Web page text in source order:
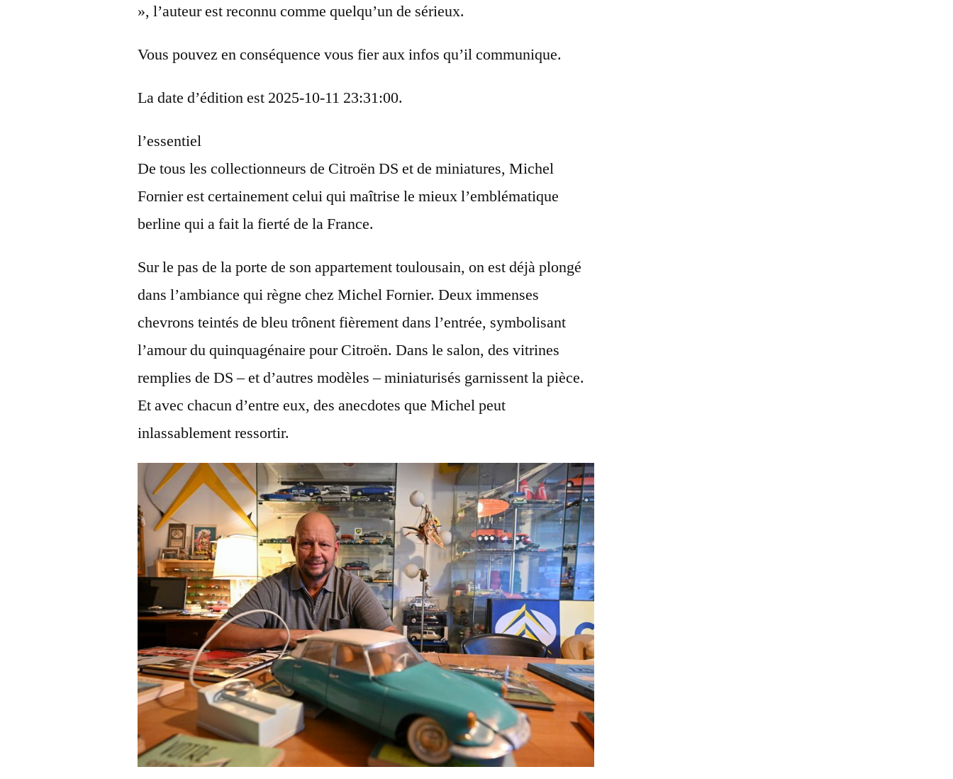
», l’auteur est reconnu comme quelqu’un de sérieux.
Vous pouvez en conséquence vous fier aux infos qu’il communique.
La date d’édition est 2025-10-11 23:31:00.
l’essentiel
De tous les collectionneurs de Citroën DS et de miniatures, Michel
Fornier est certainement celui qui maîtrise le mieux l’emblématique
berline qui a fait la fierté de la France.
Sur le pas de la porte de son appartement toulousain, on est déjà plongé
dans l’ambiance qui règne chez Michel Fornier. Deux immenses
chevrons teintés de bleu trônent fièrement dans l’entrée, symbolisant
l’amour du quinquagénaire pour Citroën. Dans le salon, des vitrines
remplies de DS – et d’autres modèles – miniaturisés garnissent la pièce.
Et avec chacun d’entre eux, des anecdotes que Michel peut
inlassablement ressortir.